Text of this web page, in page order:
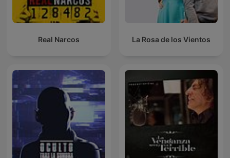
Real Narcos La Rosa de los Vientos